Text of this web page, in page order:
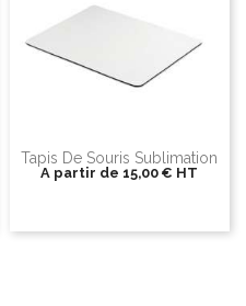
Tapis De Souris Sublimation
A partir de 15,00 € HT